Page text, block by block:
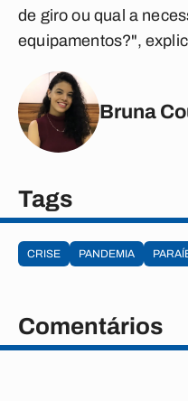
de giro ou qual a
equipamentos?",
Bruna
Tags
CRISE PANDEMIA
Comentários